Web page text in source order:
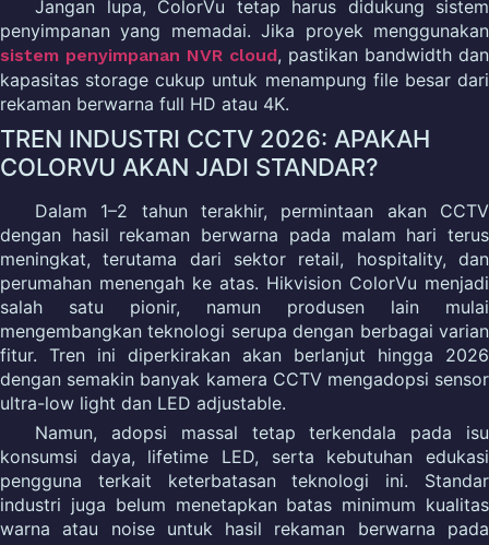
Jangan lupa, ColorVu tetap harus didukung sistem
penyimpanan yang memadai. Jika proyek menggunakan
sistem penyimpanan NVR cloud, pastikan bandwidth dan
kapasitas storage cukup untuk menampung file besar dari
rekaman berwarna full HD atau 4K.
TREN INDUSTRI CCTV 2026: APAKAH
COLORVU AKAN JADI STANDAR?
Dalam 1–2 tahun terakhir, permintaan akan CCTV
dengan hasil rekaman berwarna pada malam hari terus
meningkat, terutama dari sektor retail, hospitality, dan
perumahan menengah ke atas. Hikvision ColorVu menjadi
salah satu pionir, namun produsen lain mulai
mengembangkan teknologi serupa dengan berbagai varian
fitur. Tren ini diperkirakan akan berlanjut hingga 2026
dengan semakin banyak kamera CCTV mengadopsi sensor
ultra-low light dan LED adjustable.
Namun, adopsi massal tetap terkendala pada isu
konsumsi daya, lifetime LED, serta kebutuhan edukasi
pengguna terkait keterbatasan teknologi ini. Standar
industri juga belum menetapkan batas minimum kualitas
warna atau noise untuk hasil rekaman berwarna pada